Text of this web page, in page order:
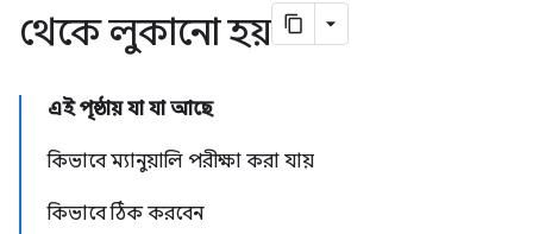
থেকে লুকানো হয়
এই পৃষ্ঠায় যা যা আছে
কিভাবে ম্যানুয়ালি পরীক্ষা করা যায়
কিভাবে ঠিক করবেন